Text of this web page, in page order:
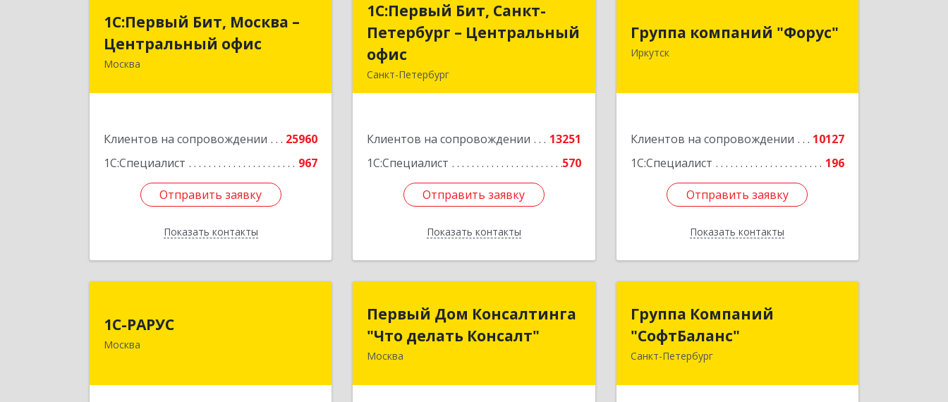
1С:Первый Бит, Москва –
Центральный офис
Москва
Клиентов на сопровождении
25960
1С:Специалист
967
Отправить заявку
Показать контакты
1С:Первый Бит, Москва –
Центральный офис
г. Москва, ул. Воронцовская, д. 35Б,
Отправить заявку
Назад
1С:Первый Бит, Санкт-
Петербург – Центральный
офис
Санкт-Петербург
Клиентов на сопровождении
13251
1С:Специалист
570
Отправить заявку
Показать контакты
1С:Первый Бит, Санкт-
Петербург – Центральный
Подробнее
Отправить заявку
Назад
Группа компаний "Форус"
Иркутск
Клиентов на сопровождении
10127
1С:Специалист
196
Отправить заявку
Показать контакты
664007, Иркутская обл, Иркутск г,
Ямская ул, дом № 1, корпус 1, оф.1
Подробнее
Отправить заявку
Назад
1С-РАРУС
Москва
Подробнее
Первый Дом Консалтинга
"Что делать Консалт"
Москва
Первый Дом Консалтинга
"Что делать Консалт"
127083, Москва г, Мишина ул, дом №
Группа Компаний
"СофтБаланс"
Санкт-Петербург
Группа Компаний
"СофтБаланс"
195112, Санкт-Петербург г, Заневский